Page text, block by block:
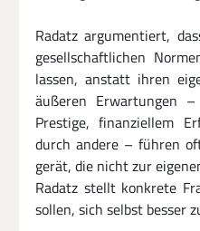
Radatz argumentiert,
gesellschaftlichen
lassen, anstatt ihren
äußeren Erwartungen
Prestige, finanziellem
durch andere – führen
gerät, die nicht zur
Radatz stellt konkrete
sollen, sich selbst besser